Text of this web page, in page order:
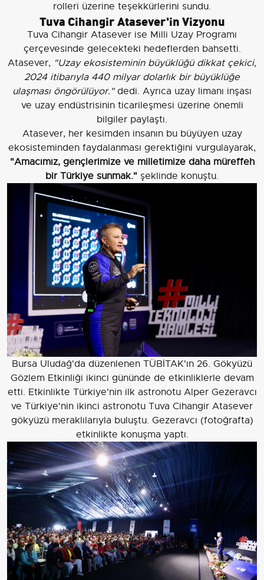
rolleri üzerine teşekkürlerini sundu.
Tuva Cihangir Atasever'in Vizyonu
Tuva Cihangir Atasever ise Milli Uzay Programı
çerçevesinde gelecekteki hedeflerden bahsetti.
Atasever, "Uzay ekosisteminin büyüklüğü dikkat çekici,
2024 itibarıyla 440 milyar dolarlık bir büyüklüğe
ulaşması öngörülüyor."dedi. Ayrıca uzay limanı inşası
ve uzay endüstrisinin ticarileşmesi üzerine önemli
bilgiler paylaştı.
Atasever, her kesimden insanın bu büyüyen uzay
ekosisteminden faydalanması gerektiğini vurgulayarak,
"Amacımız, gençlerimize ve milletimize daha müreffeh
bir Türkiye sunmak." şeklinde konuştu.
Bursa Uludağ'da düzenlenen TÜBİTAK'ın 26. Gökyüzü
Gözlem Etkinliği ikinci gününde de etkinliklerle devam
etti. Etkinlikte Türkiye'nin ilk astronotu Alper Gezeravcı
ve Türkiye'nin ikinci astronotu Tuva Cihangir Atasever
gökyüzü meraklılarıyla buluştu. Gezeravcı (fotoğrafta)
etkinlikte konuşma yaptı.